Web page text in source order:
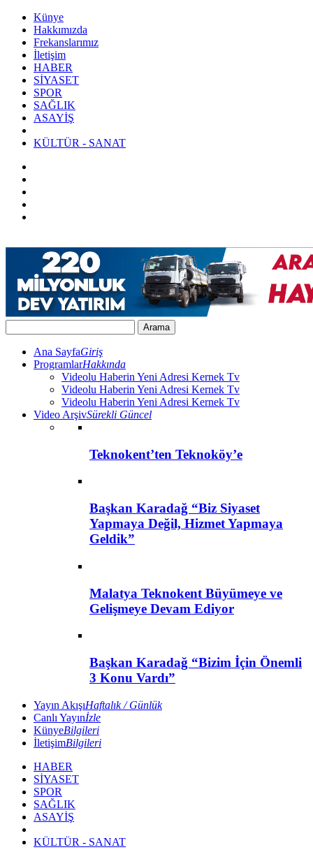
Künye
Hakkımızda
Frekanslarımız
İletişim
HABER
SİYASET
SPOR
SAĞLIK
ASAYİŞ
KÜLTÜR - SANAT
Ana SayfaGiriş
ProgramlarHakkında
Videolu Haberin Yeni Adresi Kernek Tv
Videolu Haberin Yeni Adresi Kernek Tv
Videolu Haberin Yeni Adresi Kernek Tv
Video ArşivSürekli Güncel
Teknokent’ten Teknoköy’e
Başkan Karadağ “Biz Siyaset
Yapmaya Değil, Hizmet Yapmaya
Geldik”
Malatya Teknokent Büyümeye ve
Gelişmeye Devam Ediyor
Başkan Karadağ “Bizim İçin Önemli
3 Konu Vardı”
Yayın AkışıHaftalık / Günlük
Canlı Yayınİzle
KünyeBilgileri
İletişimBilgileri
HABER
SİYASET
SPOR
SAĞLIK
ASAYİŞ
KÜLTÜR - SANAT